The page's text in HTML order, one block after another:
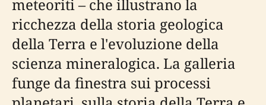
meteoriti – che illustrano la
ricchezza della storia geologica
della Terra e l'evoluzione della
scienza mineralogica. La galleria
funge da finestra sui processi